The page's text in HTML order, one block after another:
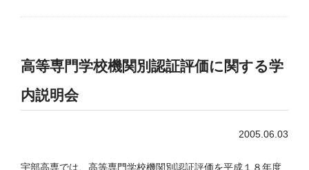
高等専門学校機関別認証評価に関する学
内説明会
2005.06.03
宇部高専では、高等専門学校機関別認証評価を平成１８年度